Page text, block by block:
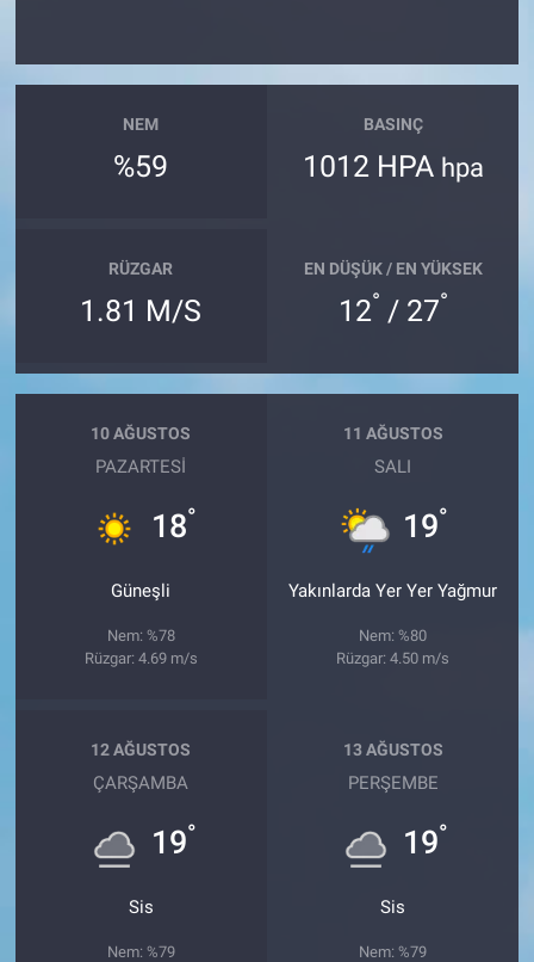
NEM
%59
BASINÇ
1012 HPA hpa
RÜZGAR
1.81 M/S
EN DÜŞÜK / EN YÜKSEK
12° / 27°
10 AĞUSTOS
PAZARTESI
18°
Güneşli
Nem: %78
Rüzgar: 4.69 m/s
11 AĞUSTOS
SALI
19°
Yakınlarda Yer Yer Yağmur
Nem: %80
Rüzgar: 4.50 m/s
12 AĞUSTOS
ÇARŞAMBA
19°
Sis
Nem: %79
13 AĞUSTOS
PERŞEMBE
19°
Sis
Nem: %79